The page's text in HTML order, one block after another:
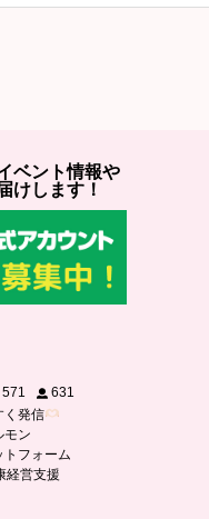
ベント情報や
けします！
571
631
く発信
モン
フォーム
経営支援